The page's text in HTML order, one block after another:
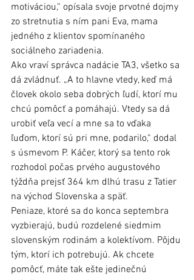
motiváciou,“ opísala svoje prvotné dojmy
zo stretnutia s ním pani Eva, mama
jedného z klientov spomínaného
sociálneho zariadenia.
Ako vraví správca nadácie TA3, všetko sa
dá zvládnuť. „A to hlavne vtedy, keď má
človek okolo seba dobrých ľudí, ktorí mu
chcú pomôcť a pomáhajú. Vtedy sa dá
urobiť veľa vecí a mne sa to vďaka
ľuďom, ktorí sú pri mne, podarilo,“ dodal
s úsmevom P. Káčer, ktorý sa tento rok
rozhodol počas prvého augustového
týždňa prejsť 364 km dlhú trasu z Tatier
na východ Slovenska a späť.
Peniaze, ktoré sa do konca septembra
vyzbierajú, budú rozdelené siedmim
slovenským rodinám a kolektívom. Pôjdu
tým, ktorí ich potrebujú. Ak chcete
pomôcť, máte tak ešte jedinečnú